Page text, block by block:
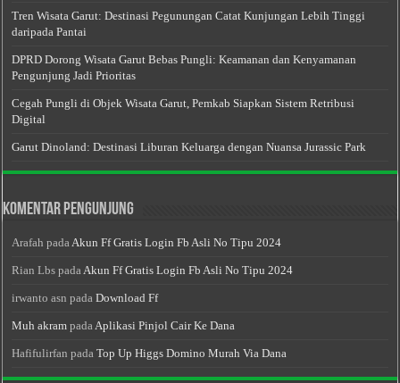
Tren Wisata Garut: Destinasi Pegunungan Catat Kunjungan Lebih Tinggi
daripada Pantai
DPRD Dorong Wisata Garut Bebas Pungli: Keamanan dan Kenyamanan
Pengunjung Jadi Prioritas
Cegah Pungli di Objek Wisata Garut, Pemkab Siapkan Sistem Retribusi
Digital
Garut Dinoland: Destinasi Liburan Keluarga dengan Nuansa Jurassic Park
Komentar Pengunjung
Arafah pada Akun Ff Gratis Login Fb Asli No Tipu 2024
Rian Lbs pada Akun Ff Gratis Login Fb Asli No Tipu 2024
irwanto asn padaDownload Ff
Muh akram pada Aplikasi Pinjol Cair Ke Dana
Hafifulirfan padaTop Up Higgs Domino Murah Via Dana